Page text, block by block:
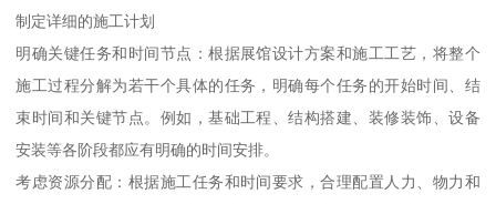
制定详细的施工计划
明确关键任务和时间节点：根据展馆设计方案和施工工艺，将整个
施工过程分解为若干个具体的任务，明确每个任务的开始时间、结
束时间和关键节点。例如，基础工程、结构搭建、装修装饰、设备
安装等各阶段都应有明确的时间安排。
考虑资源分配：根据施工任务和时间要求，合理配置人力、物力和